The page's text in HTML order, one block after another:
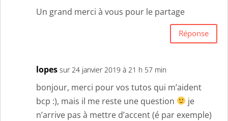
Un grand merci à vous pour le partage
Réponse
lopes sur 24 janvier 2019 à 21 h 57 min
bonjour, merci pour vos tutos qui m’aident
bcp :), mais il me reste une question
je
n’arrive pas à mettre d’accent (é par exemple)